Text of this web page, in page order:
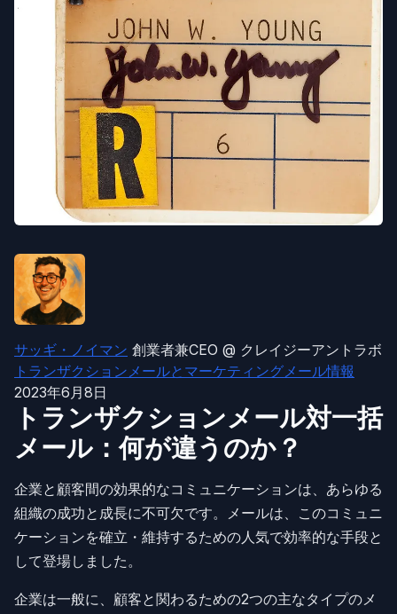
サッギ・ノイマン 創業者兼CEO @ クレイジーアントラボ
トランザクションメールとマーケティングメール情報
2023年6月8日
トランザクションメール対一括
メール：何が違うのか？
企業と顧客間の効果的なコミュニケーションは、あらゆる
組織の成功と成長に不可欠です。メールは、このコミュニ
ケーションを確立・維持するための人気で効率的な手段と
して登場しました。
企業は一般に、顧客と関わるための2つの主なタイプのメ